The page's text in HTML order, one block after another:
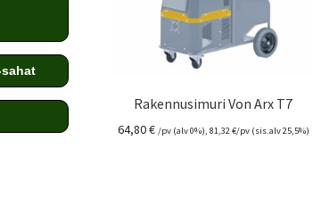
Rakennusimuri Von Arx T7
64,80€ /pv (alv 0%), 81,32€/pv (sis.alv 25,5%)